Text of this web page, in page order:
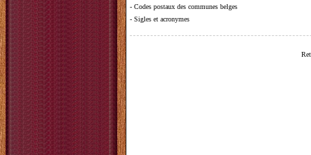
- Codes postaux des communes belges
- Sigles et acronymes